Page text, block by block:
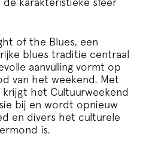
of the Blues, een
blues traditie centraal
aanvulling vormt op
van het weekend. Met
het Cultuurweekend
bij en wordt opnieuw
en divers het culturele
is.